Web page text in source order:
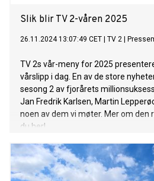
Slik blir TV 2-våren 2025
26.11.2024 13:07:49 CET TV 2
TV 2s vår-meny for 2025
vårslipp i dag. En av de store
sesong 2 av fjorårets
Jan Fredrik Karlsen, Martin
noen av dem vi møter. Mer om den
du her!